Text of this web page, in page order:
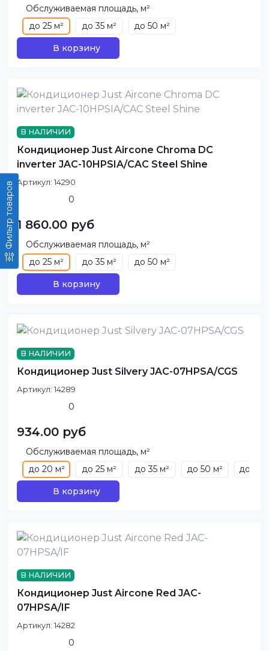
Фильтр товаров
Обслуживаемая площадь, м²
до 25 м²
до 35 м² до 50 м²
В корзину
В НАЛИЧИИ
Кондиционер Just Aircone Chroma DC
inverter JAC-10HPSIA/CAC Steel Shine
Артикул: 14290
0
1 860.00 руб
Обслуживаемая площадь, м²
до 25 м²
до 35 м² до 50 м²
В корзину
В НАЛИЧИИ
Кондиционер Just Silvery JAC-07HPSA/CGS
Артикул: 14289
0
934.00 руб
Обслуживаемая площадь, м²
до 20 м²
до 25 м² до 35 м² до 50 м² до 70
В корзину
В НАЛИЧИИ
Кондиционер Just Aircone Red JAC-
07HPSA/IF
Артикул: 14282
0